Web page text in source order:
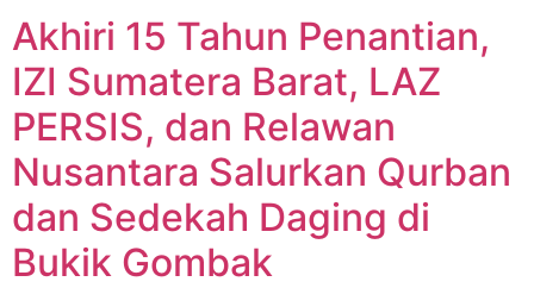
Akhiri 15 Tahun Penantian,
IZI Sumatera Barat, LAZ
PERSIS, dan Relawan
Nusantara Salurkan Qurban
dan Sedekah Daging di
Bukik Gombak